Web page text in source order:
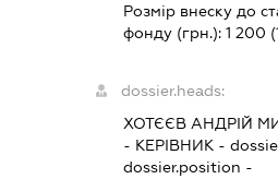
Розмір внеску до
фонду (грн.):1 200
dossier.heads:
ХОТЄЄВ АНДРІЙ
- КЕРІВНИК -
dossier.position -